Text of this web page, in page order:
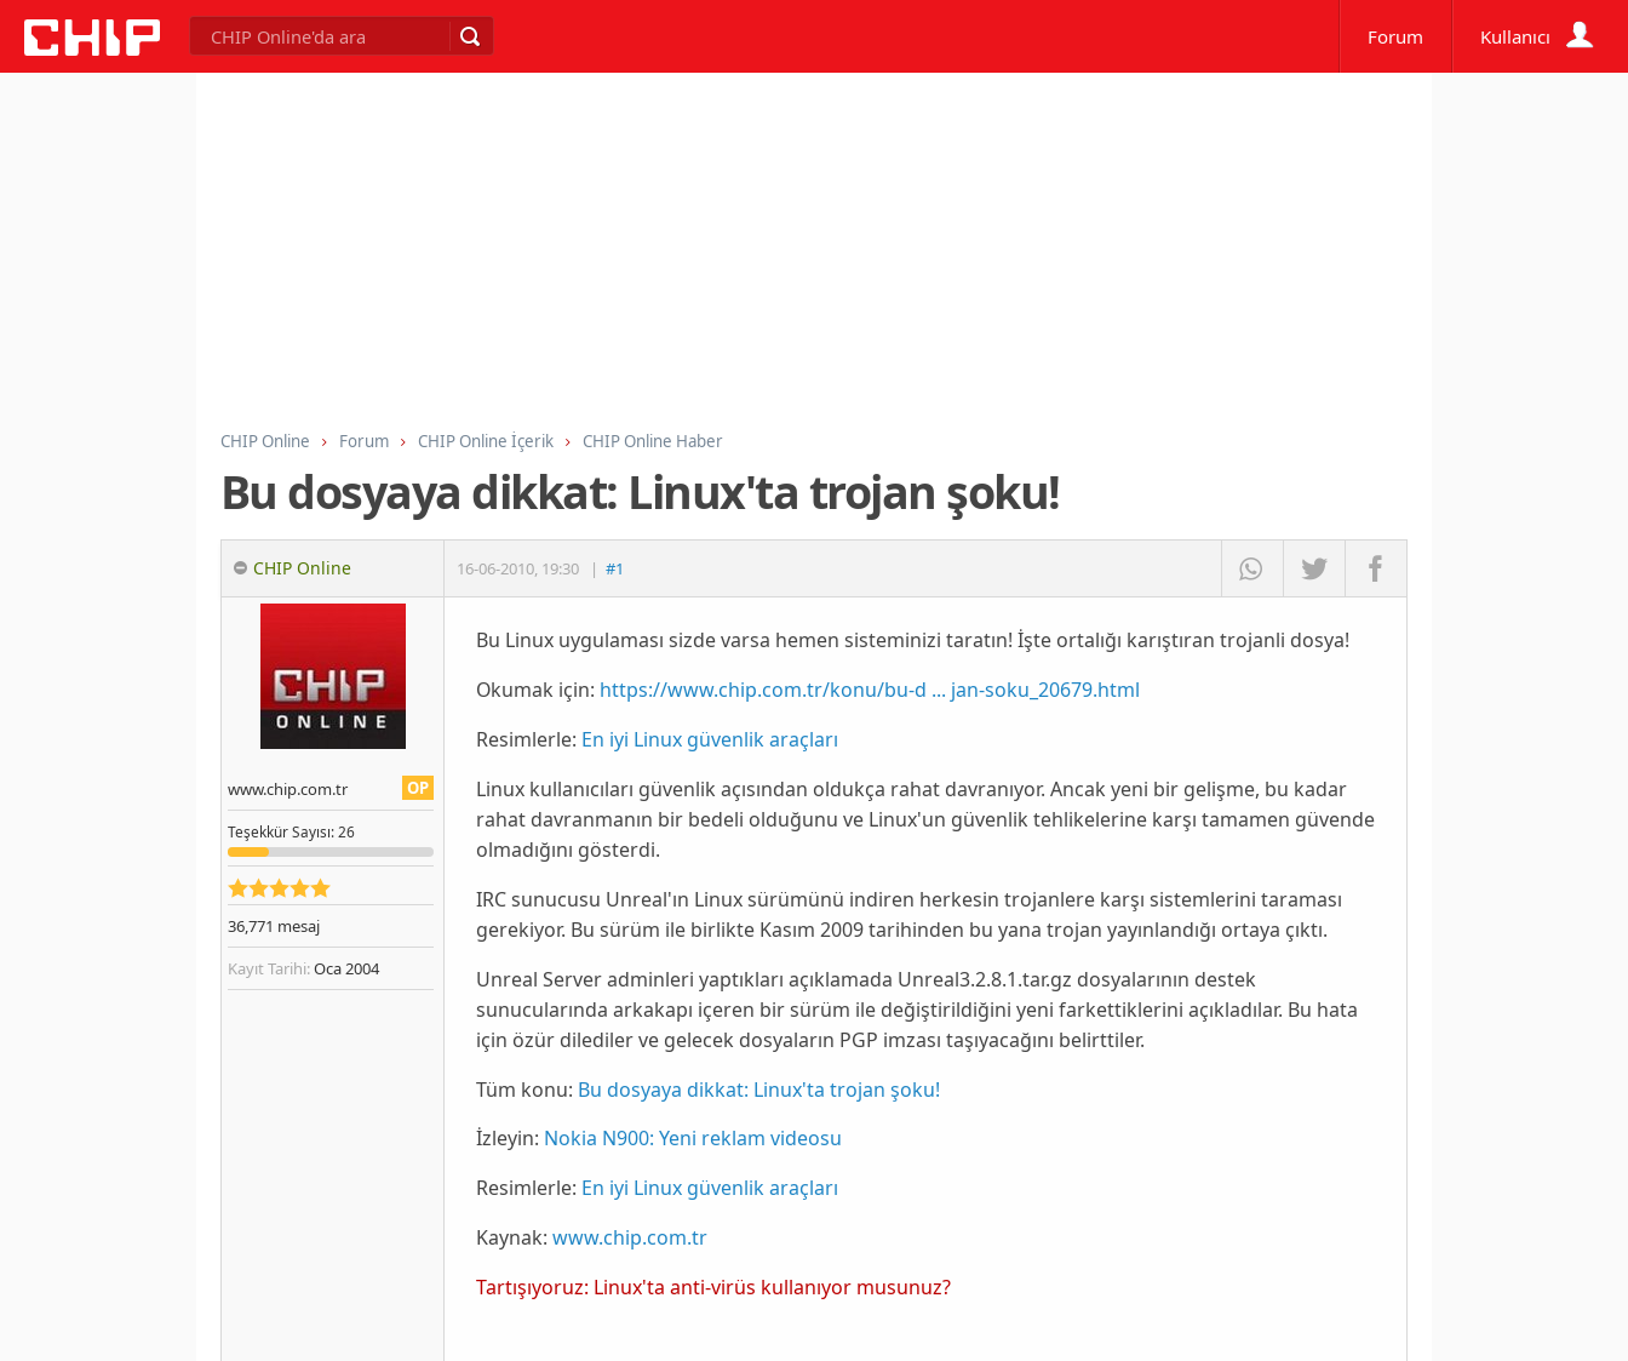
Forum Kullanıcı
CHIP Online Forum CHIP Online İçerik CHIP Online Haber
Bu dosyaya dikkat: Linux'ta trojan şoku!
CHIP Online 16-06-2010, 19:30 | #1
OP
www.chip.com.tr
TeşekkürSayısı: 26
36,771 mesaj
Kayıt Tarihi:Oca 2004
Bu Linux uygulaması sizde varsa hemen sisteminizi taratın! İşte ortalığı karıştıran trojanli dosya!
Okumak için: https://www.chip.com.tr/konu/bu-d ... jan-soku_20679.html
Resimlerle: En iyi Linux güvenlik araçları
Linux kullanıcıları güvenlik açısından oldukça rahat davranıyor. Ancak yeni bir gelişme, bu kadar
rahat davranmanın bir bedeli olduğunu ve Linux'un güvenlik tehlikelerine karşı tamamen güvende
olmadığını gösterdi.
IRC sunucusu Unreal'ın Linux sürümünü indiren herkesin trojanlere karşı sistemlerini taraması
gerekiyor. Bu sürüm ile birlikteKasım 2009 tarihinden bu yana trojan yayınlandığı ortaya çıktı.
Unreal Server adminleri yaptıkları açıklamada Unreal3.2.8.1.tar.gz dosyalarının destek
sunucularında arkakapı içeren bir sürüm ile değiştirildiğini yeni farkettiklerini açıkladılar. Bu hata
için özür dilediler ve gelecek dosyaların PGP imzası taşıyacağını belirttiler.
Tüm konu: Bu dosyaya dikkat: Linux'ta trojan şoku!
İzleyin: Nokia N900: Yeni reklam videosu
Resimlerle: En iyi Linux güvenlik araçları
Kaynak: www.chip.com.tr
Tartışıyoruz: Linux'ta anti-virüs kullanıyor musunuz?